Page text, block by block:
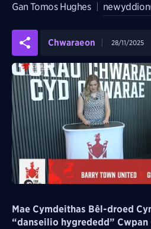
GanTomos Hughes
Chwaraeon 28/11/2025
Mae Cymdeithas Bêl-droed
“danseilio hygrededd” Cwpan